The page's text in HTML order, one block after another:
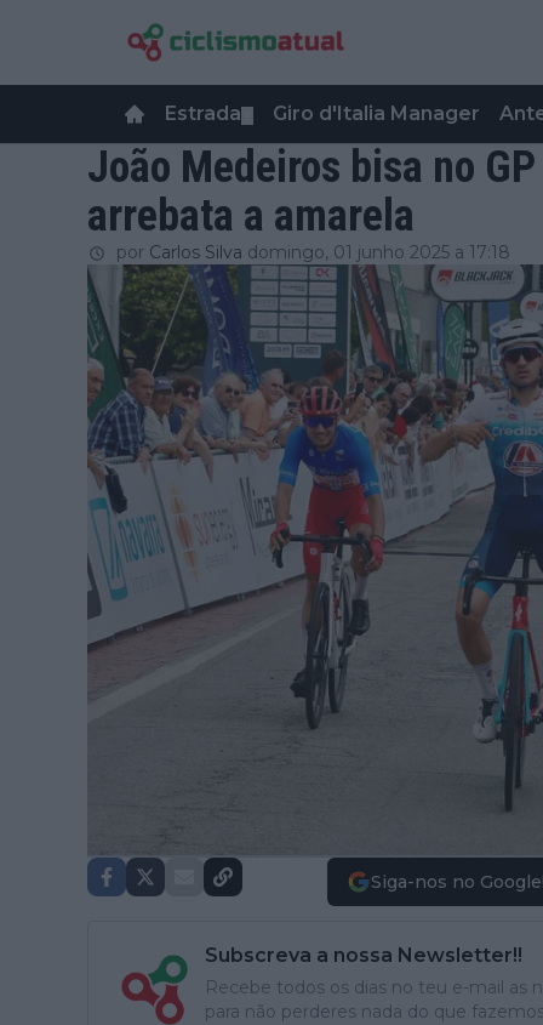
Estrada Giro d'Italia Manager
João Medeiros bisa no
arrebata a amarela
por Carlos Silva domingo, 01 junho 2025 a 17:18
Siga-nos no Google!
Subscreva a nossa Newsletter!!
Recebe todos os dias no teu e-mail as
para não perderes nada do que